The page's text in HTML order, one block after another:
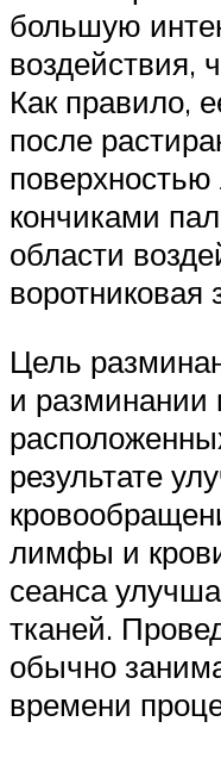
большую
воздействия,
Как правило,
после
кончиками
области
воротниковая
Цель
и разминании
результате
лимфы и
сеанса
тканей.
обычно
времени